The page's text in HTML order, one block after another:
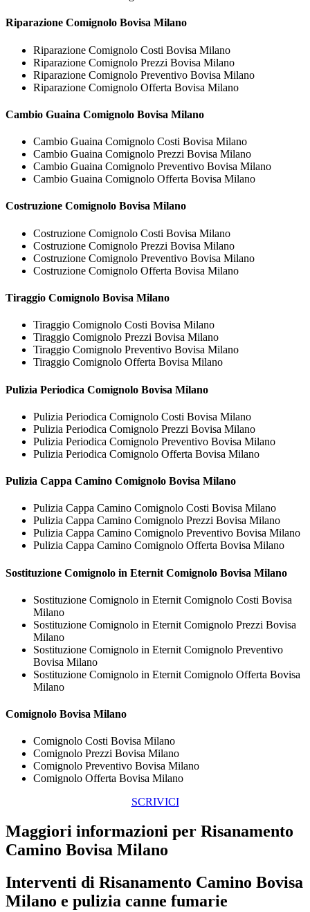
Riparazione Comignolo Bovisa Milano
Riparazione Comignolo Costi Bovisa Milano
Riparazione Comignolo Prezzi Bovisa Milano
Riparazione Comignolo Preventivo Bovisa Milano
Riparazione Comignolo Offerta Bovisa Milano
Cambio Guaina Comignolo Bovisa Milano
Cambio Guaina Comignolo Costi Bovisa Milano
Cambio Guaina Comignolo Prezzi Bovisa Milano
Cambio Guaina Comignolo Preventivo Bovisa Milano
Cambio Guaina Comignolo Offerta Bovisa Milano
Costruzione Comignolo Bovisa Milano
Costruzione Comignolo Costi Bovisa Milano
Costruzione Comignolo Prezzi Bovisa Milano
Costruzione Comignolo Preventivo Bovisa Milano
Costruzione Comignolo Offerta Bovisa Milano
Tiraggio Comignolo Bovisa Milano
Tiraggio Comignolo Costi Bovisa Milano
Tiraggio Comignolo Prezzi Bovisa Milano
Tiraggio Comignolo Preventivo Bovisa Milano
Tiraggio Comignolo Offerta Bovisa Milano
Pulizia Periodica Comignolo Bovisa Milano
Pulizia Periodica Comignolo Costi Bovisa Milano
Pulizia Periodica Comignolo Prezzi Bovisa Milano
Pulizia Periodica Comignolo Preventivo Bovisa Milano
Pulizia Periodica Comignolo Offerta Bovisa Milano
Pulizia Cappa Camino Comignolo Bovisa Milano
Pulizia Cappa Camino Comignolo Costi Bovisa Milano
Pulizia Cappa Camino Comignolo Prezzi Bovisa Milano
Pulizia Cappa Camino Comignolo Preventivo Bovisa Milano
Pulizia Cappa Camino Comignolo Offerta Bovisa Milano
Sostituzione Comignolo in Eternit Comignolo Bovisa Milano
Sostituzione Comignolo in Eternit Comignolo Costi Bovisa
Milano
Sostituzione Comignolo in Eternit Comignolo Prezzi Bovisa
Milano
Sostituzione Comignolo in Eternit Comignolo Preventivo
Bovisa Milano
Sostituzione Comignolo in Eternit Comignolo Offerta Bovisa
Milano
Comignolo Bovisa Milano
Comignolo Costi Bovisa Milano
Comignolo Prezzi Bovisa Milano
Comignolo Preventivo Bovisa Milano
Comignolo Offerta Bovisa Milano
SCRIVICI
Maggiori informazioni per Risanamento
Camino Bovisa Milano
Interventi di Risanamento Camino Bovisa
Milano e pulizia canne fumarie